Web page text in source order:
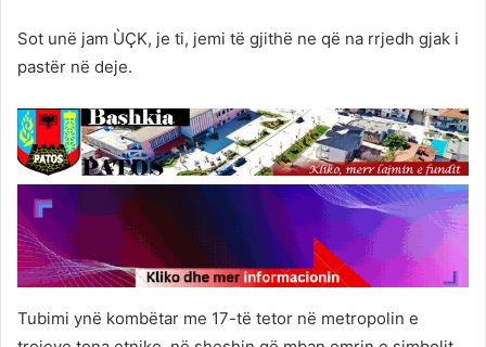
Sot unë jam ÙÇK, je ti, jemi të gjithë ne që na rrjedh gjak i
pastër në deje.
Tubimi ynë kombëtar me 17-të tetor në metropolin e